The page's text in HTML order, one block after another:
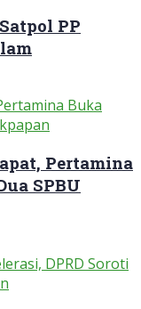
PP
Pertamina
SPBU